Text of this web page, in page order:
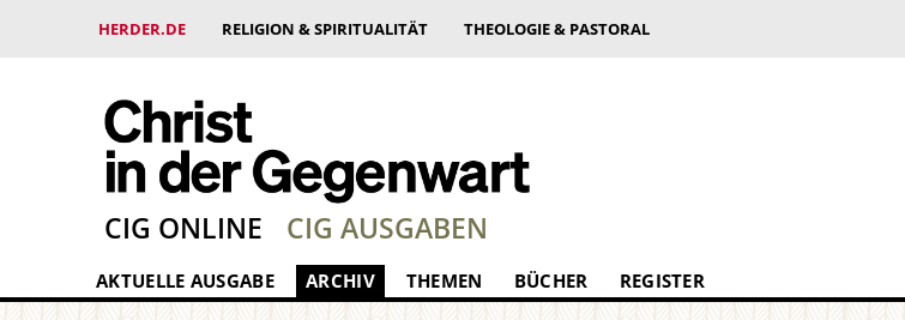
HERDER.DE RELIGION & SPIRITUALITÄT THEOLOGIE & PASTORAL
CIG ONLINE CIG AUSGABEN
AKTUELLE AUSGABE ARCHIV THEMEN BÜCHER REGISTER